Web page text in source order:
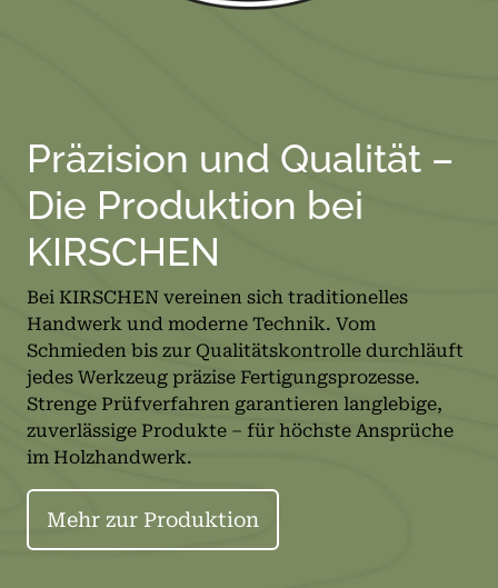
Präzision und Qualität –
Die Produktion bei
KIRSCHEN
Bei KIRSCHEN vereinen sich traditionelles
Handwerk und moderne Technik. Vom
Schmieden bis zur Qualitätskontrolle durchläuft
jedes Werkzeug präzise Fertigungsprozesse.
Strenge Prüfverfahren garantieren langlebige,
zuverlässige Produkte – für höchste Ansprüche
im Holzhandwerk.
Mehr zur Produktion